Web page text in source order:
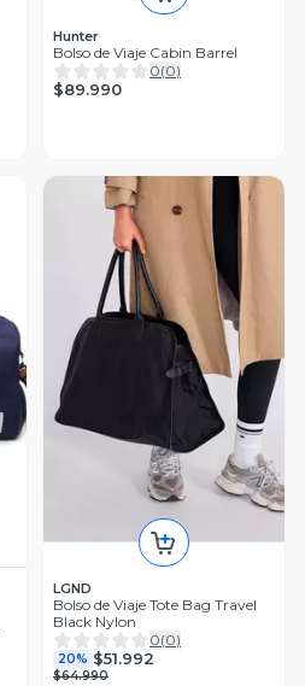
Hunter
Bolso de Viaje Cabin Barrel
0(0)
$89.990
LGND
Bolso de Viaje Tote Bag Travel
Black Nylon
0(0)
20% $51.992
$64.990